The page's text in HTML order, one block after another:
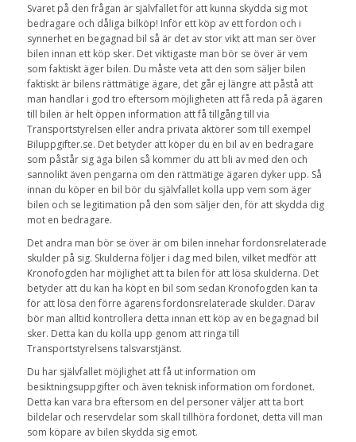
Svaret på den frågan är självfallet för att kunna skydda sig mot
bedragare och dåliga bilköp! Inför ett köp av ett fordon och i
synnerhet en begagnad bil så är det av stor vikt att man ser över
bilen innan ett köp sker. Det viktigaste man bör se över är vem
som faktiskt äger bilen. Du måste veta att den som säljer bilen
faktiskt är bilens rättmätige ägare, det går ej längre att påstå att
man handlar i god tro eftersom möjligheten att få reda på ägaren
till bilen är helt öppen information att få tillgång till via
Transportstyrelsen eller andra privata aktörer som till exempel
Biluppgifter.se. Det betyder att köper du en bil av en bedragare
som påstår sig äga bilen så kommer du att bli av med den och
sannolikt även pengarna om den rättmätige ägaren dyker upp. Så
innan du köper en bil bör du självfallet kolla upp vem som äger
bilen och se legitimation på den som säljer den, för att skydda dig
mot en bedragare.
Det andra man bör se över är om bilen innehar fordonsrelaterade
skulder på sig. Skulderna följer i dag med bilen, vilket medför att
Kronofogden har möjlighet att ta bilen för att lösa skulderna. Det
betyder att du kan ha köpt en bil som sedan Kronofogden kan ta
för att lösa den förre ägarens fordonsrelaterade skulder. Därav
bör man alltid kontrollera detta innan ett köp av en begagnad bil
sker. Detta kan du kolla upp genom att ringa till
Transportstyrelsens talsvarstjänst.
Du har självfallet möjlighet att få ut information om
besiktningsuppgifter och även teknisk information om fordonet.
Detta kan vara bra eftersom en del personer väljer att ta bort
bildelar och reservdelar som skall tillhöra fordonet, detta vill man
som köpare av bilen skydda sig emot.